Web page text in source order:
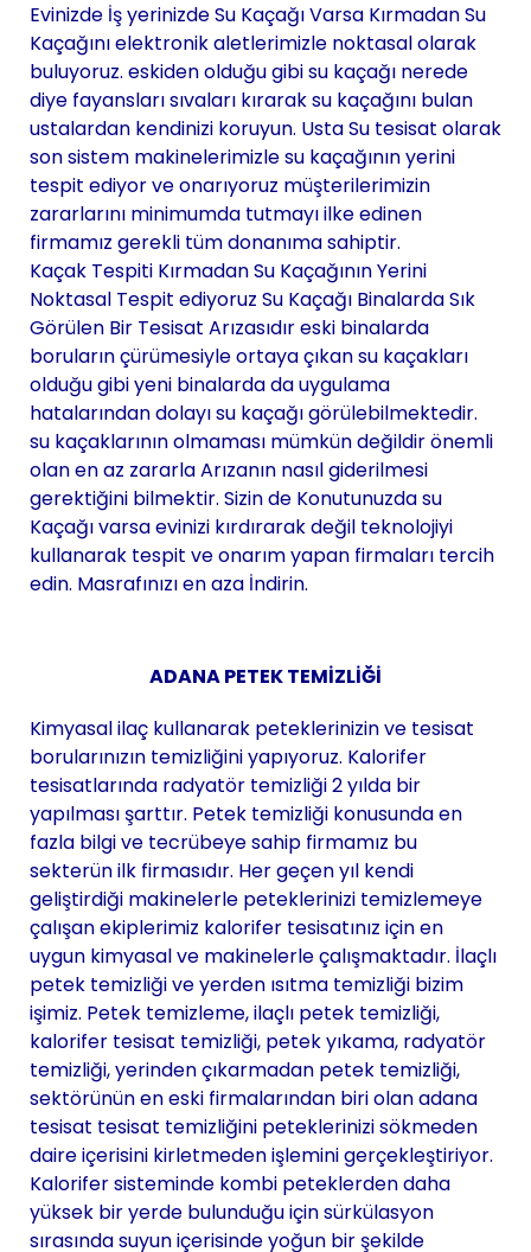
Evinizde İş yerinizde Su Kaçağı Varsa Kırmadan Su
Kaçağını elektronik aletlerimizle noktasal olarak
buluyoruz. eskiden olduğu gibi su kaçağı nerede
diye fayansları sıvaları kırarak su kaçağını bulan
ustalardan kendinizi koruyun. Usta Su tesisat olarak
son sistem makinelerimizle su kaçağının yerini
tespit ediyor ve onarıyoruz müşterilerimizin
zararlarını minimumda tutmayı ilke edinen
firmamız gerekli tüm donanıma sahiptir.
Kaçak Tespiti Kırmadan Su Kaçağının Yerini
Noktasal Tespit ediyoruz Su Kaçağı Binalarda Sık
Görülen Bir Tesisat Arızasıdır eski binalarda
boruların çürümesiyle ortaya çıkan su kaçakları
olduğu gibi yeni binalarda da uygulama
hatalarından dolayı su kaçağı görülebilmektedir.
su kaçaklarının olmaması mümkün değildir önemli
olan en az zararla Arızanın nasıl giderilmesi
gerektiğini bilmektir. Sizin de Konutunuzda su
Kaçağı varsa evinizi kırdırarak değil teknolojiyi
kullanarak tespit ve onarım yapan firmaları tercih
edin. Masrafınızı en aza İndirin.
ADANA PETEK TEMİZLİĞİ
Kimyasal ilaç kullanarak peteklerinizin ve tesisat
borularınızın temizliğini yapıyoruz. Kalorifer
tesisatlarında radyatör temizliği 2 yılda bir
yapılması şarttır. Petek temizliği konusunda en
fazla bilgi ve tecrübeye sahip firmamız bu
sekterün ilk firmasıdır. Her geçen yıl kendi
geliştirdiği makinelerle peteklerinizi temizlemeye
çalışan ekiplerimiz kalorifer tesisatınız için en
uygun kimyasal ve makinelerle çalışmaktadır. İlaçlı
petek temizliği ve yerden ısıtma temizliği bizim
işimiz. Petek temizleme, ilaçlı petek temizliği,
kalorifer tesisat temizliği, petek yıkama, radyatör
temizliği, yerinden çıkarmadan petek temizliği,
sektörünün en eski firmalarından biri olan adana
tesisat tesisat temizliğini peteklerinizi sökmeden
daire içerisini kirletmeden işlemini gerçekleştiriyor.
Kalorifer sisteminde kombi peteklerden daha
yüksek bir yerde bulunduğu için sürkülasyon
sırasında suyun içerisinde yoğun bir şekilde